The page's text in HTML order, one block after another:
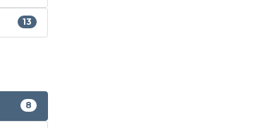
13
8